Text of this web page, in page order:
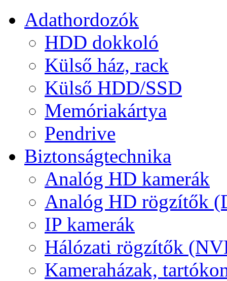
Adathordozók
HDD dokkoló
Külső ház, rack
Külső HDD/SSD
Memóriakártya
Pendrive
Biztonságtechnika
Analóg HD kamerák
Analóg HD rögzítők
IP kamerák
Hálózati rögzítők
Kameraházak,